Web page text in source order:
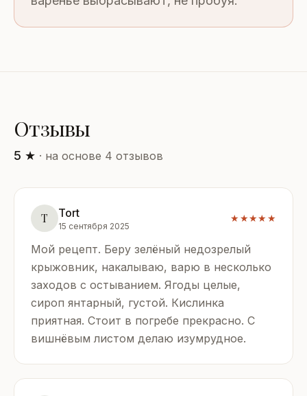
Отзывы
5 ★ · на основе 4 отзывов
T Tort
15 сентября 2025
★★★★★
Мой рецепт. Беру зелёный недозрелый
крыжовник, накалываю, варю в несколько
заходов с остыванием. Ягоды целые,
сироп янтарный, густой. Кислинка
приятная. Стоит в погребе прекрасно. С
вишнёвым листом делаю изумрудное.